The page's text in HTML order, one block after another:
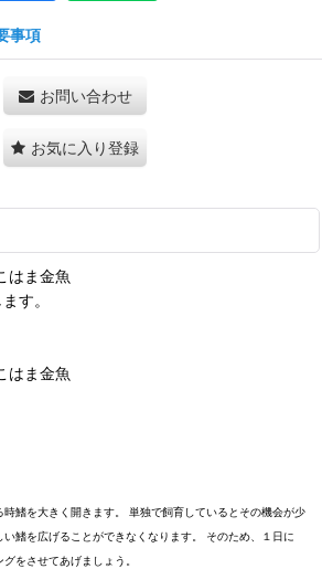
事項
お問い合わせ
お気に入り登録
はま金魚
す。
はま金魚
鰭を大きく開きます。 単独で飼育しているとその機会が少
鰭を広げることができなくなります。 そのため、１日に
をさせてあげましょう。